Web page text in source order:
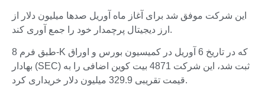
این شرکت موفق شد برای آغاز ماه آوریل صدها میلیون دلار از
ارز دیجیتال پرچمدار خود را جمع آوری کند.
طبق فرم 8-K که در تاریخ 6 آوریل در کمیسیون بورس و اوراق
بهادار (SEC) ثبت شد، این شرکت 4871 بیت کوین اضافی را به
قیمت تقریبی 329.9 میلیون دلار خریداری کرد.